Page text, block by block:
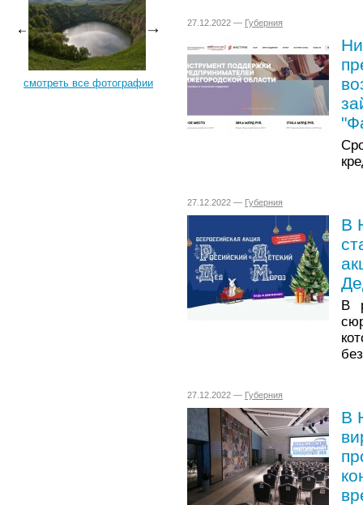
смотреть все фотографии
27.12.2022 — Губерния
27.12.2022 — Губерния
В
В
27.12.2022 — Губерния
В